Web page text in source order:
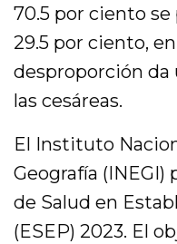
70.5 por ciento
29.5 por ciento,
desproporción da
las cesáreas.
El Instituto
Geografía
de Salud en
(ESEP) 2023. El